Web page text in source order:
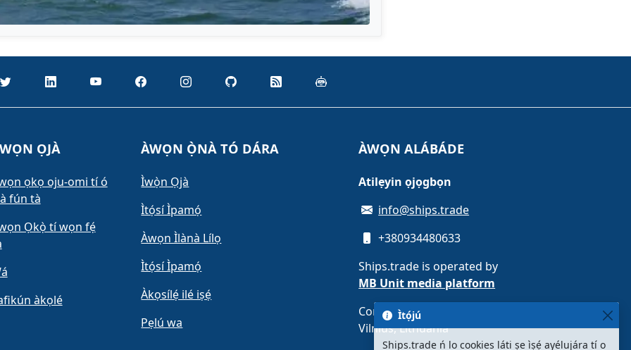
ỌJÀ
ọkọ oju-omi tí ó
fún tà
Ọkọ̀ tí wọn fẹ́
àkọlé
ÀWỌN Ọ̀NÀ TÓ DÁRA
Ìwọ̀n Ọjà
Ìtọ́sí Ìpamọ́
Àwọn Ìlànà Lílọ
Ìtọ́sí Ìpamọ́
Àkọsílẹ́ ilé iṣẹ́
Pẹlú wa
ÀWỌN ALÁBÁDE
Atilẹyin ọjọgbọn
info@ships.trade
+380934480633
Ships.trade is operated by
MB Unit media platform
Company code 308087889 ·
Vilnius, Lithuania
Ìtọ́jú
Ships.trade ń lo cookies láti ṣe ìṣẹ́ ayélujára tí o